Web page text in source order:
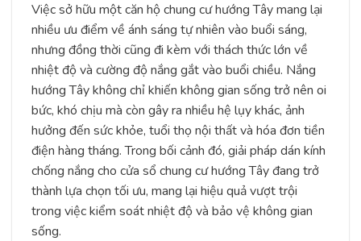
Việc sở hữu một căn hộ chung cư hướng Tây mang lại
nhiều ưu điểm về ánh sáng tự nhiên vào buổi sáng,
nhưng đồng thời cũng đi kèm với thách thức lớn về
nhiệt độ và cường độ nắng gắt vào buổi chiều. Nắng
hướng Tây không chỉ khiến không gian sống trở nên oi
bức, khó chịu mà còn gây ra nhiều hệ lụy khác, ảnh
hưởng đến sức khỏe, tuổi thọ nội thất và hóa đơn tiền
điện hàng tháng. Trong bối cảnh đó, giải pháp dán kính
chống nắng cho cửa sổ chung cư hướng Tây đang trở
thành lựa chọn tối ưu, mang lại hiệu quả vượt trội
trong việc kiểm soát nhiệt độ và bảo vệ không gian
sống.